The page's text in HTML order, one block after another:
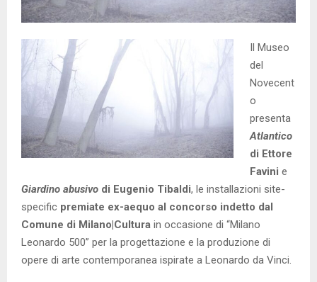
Il Museo
del
Novecent
o
presenta
Atlantico
di Ettore
Favini e
Giardino abusivo di Eugenio Tibaldi, le installazioni site-
specific premiate ex-aequo al concorso indetto dal
Comune di Milano|Cultura in occasione di “Milano
Leonardo 500” per la progettazione e la produzione di
opere di arte contemporanea ispirate a Leonardo da Vinci.